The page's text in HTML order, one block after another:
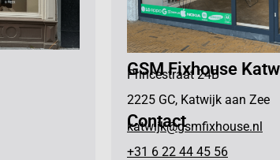
GSM Fixhouse
Princestraat 24B
2225 GC, Katwijk aan Zee
Contact
katwijk@gsmfixhouse.nl
+31 6 22 44 45 56